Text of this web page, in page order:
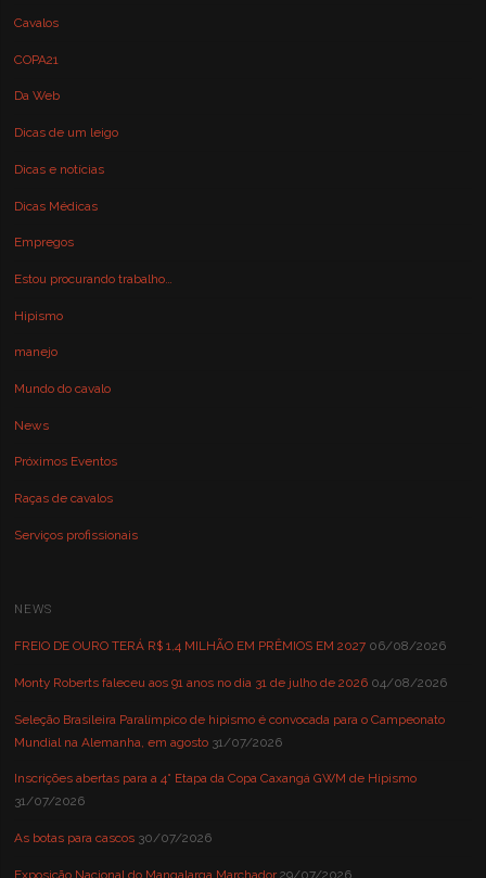
Cavalos
COPA21
Da Web
Dicas de um leigo
Dicas e notícias
Dicas Médicas
Empregos
Estou procurando trabalho…
Hipismo
manejo
Mundo do cavalo
News
Próximos Eventos
Raças de cavalos
Serviços profissionais
NEWS
FREIO DE OURO TERÁ R$ 1,4 MILHÃO EM PRÊMIOS EM 2027 06/08/2026
Monty Roberts faleceu aos 91 anos no dia 31 de julho de 2026 04/08/2026
Seleção Brasileira Paralímpico de hipismo é convocada para o Campeonato
Mundial na Alemanha, em agosto 31/07/2026
Inscrições abertas para a 4° Etapa da Copa Caxangá GWM de Hipismo
31/07/2026
As botas para cascos 30/07/2026
Exposição Nacional do Mangalarga Marchador 29/07/2026